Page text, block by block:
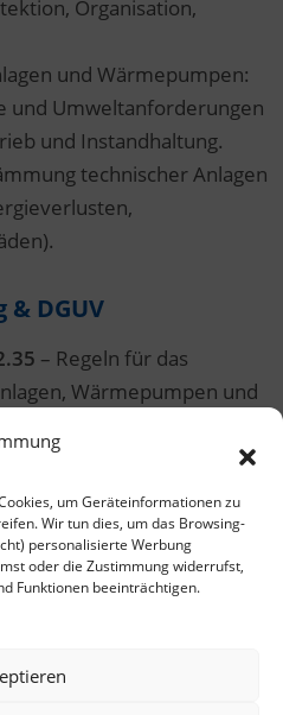
um Geräteinformationen zu
Wir tun dies, um das Browsing-
personalisierte Werbung
oder die Zustimmung widerrufst,
Funktionen beeinträchtigen.
Organisation,
und Wärmepumpen:
und Umweltanforderungen
und Instandhaltung.
technischer Anlagen
DGUV
– Regeln für das
Wärmepumpen und
– ergänzende
Prüfungen und
greifen oft
decides nicht „ein